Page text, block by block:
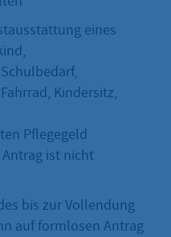
eines
Kindersitz,
Pflegegeld
ist nicht
bis zur Vollendung
auf formlosen Antrag